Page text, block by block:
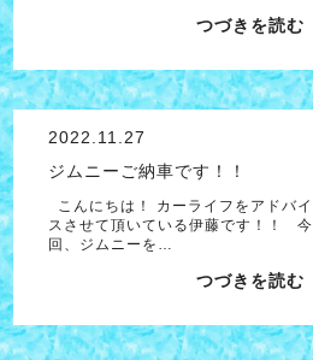
つづきを読む
2022.11.27
ジムニーご納車です！！
こんにちは！ カーライフをアドバイ
スさせて頂いている伊藤です！！ 今
回、ジムニーを…
つづきを読む